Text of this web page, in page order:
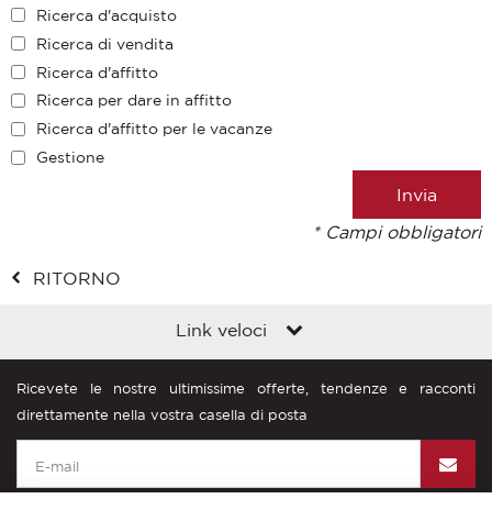
Ricerca d'acquisto
Ricerca di vendita
Ricerca d'affitto
Ricerca per dare in affitto
Ricerca d'affitto per le vacanze
Gestione
* Campi obbligatori
RITORNO
Link veloci
Ricevete le nostre ultimissime offerte, tendenze e racconti
direttamente nella vostra casella di posta